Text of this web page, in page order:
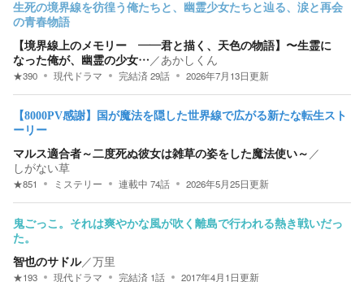
生死の境界線を彷徨う俺たちと、幽霊少女たちと辿る、涙と再会
の青春物語
【境界線上のメモリー ——君と描く、天色の物語】〜生霊に
なった俺が、幽霊の少女… ／あかしくん
★390 現代ドラマ 完結済29話 2026年7月13日更新
【8000PV感謝】国が魔法を隠した世界線で広がる新たな転生スト
ーリー
マルス適合者～二度死ぬ彼女は雑草の姿をした魔法使い～ ／
しがない草
★851 ミステリー 連載中 74話 2026年5月25日更新
鬼ごっこ。それは爽やかな風が吹く離島で行われる熱き戦いだっ
た。
智也のサドル／万里
★193 現代ドラマ 完結済 1話 2017年4月1日更新